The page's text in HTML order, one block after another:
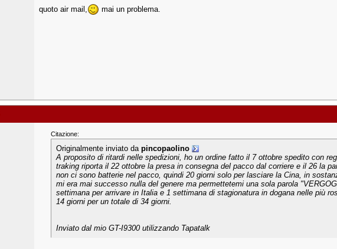
quoto air mail, mai un problema.
Citazione:
Originalmente inviato da pincopaolino
A proposito di ritardi nelle spedizioni, ho un ordine fatto il 7 ottobre spedito con
traking riporta il 22 ottobre la presa in consegna del pacco dal corriere e il 26 la
non ci sono batterie nel pacco, quindi 20 giorni solo per lasciare la Cina, in
mi era mai successo nulla del genere ma permettetemi una sola parola
settimana per arrivare in Italia e 1 settimana di stagionatura in dogana nelle più
14 giorni per un totale di 34 giorni.
Inviato dal mio GT-I9300 utilizzando Tapatalk